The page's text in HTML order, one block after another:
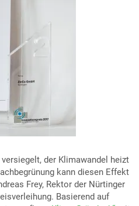
der Klimawandel heizt
kann diesen Effekt
Frey, Rektor der Nürtinger
Basierend auf